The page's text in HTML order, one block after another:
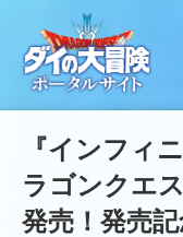
『インフィ
ラゴンクエ
発売！発売